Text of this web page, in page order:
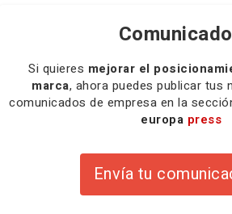
Si quieres mejorar el
marca, ahora puedes publicar tus
comunicados de empresa en la
europa press
Envía tu